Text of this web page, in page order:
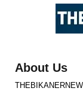
About Us